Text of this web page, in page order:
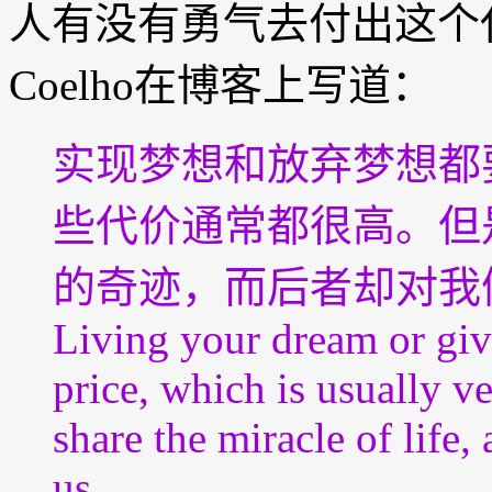
人有没有勇气去付出这
Coelho在博客上写道：
实现梦想和放弃梦想
些代价通常都很高。
的奇迹，而后者却对
Living your dream or
price, which is usually
share the miracle of life,